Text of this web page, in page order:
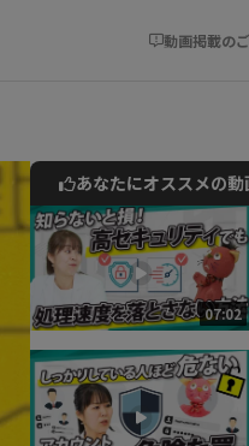
動画掲載の
動画でご紹介して
お気軽にご相談・
30秒でお
相談を希
あなたにオススメの動
07:02